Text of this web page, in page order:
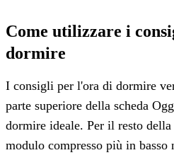
Come utilizzare i
dormire
I consigli per l'ora di dormire
parte superiore della scheda
dormire ideale. Per il resto
modulo compresso più in basso